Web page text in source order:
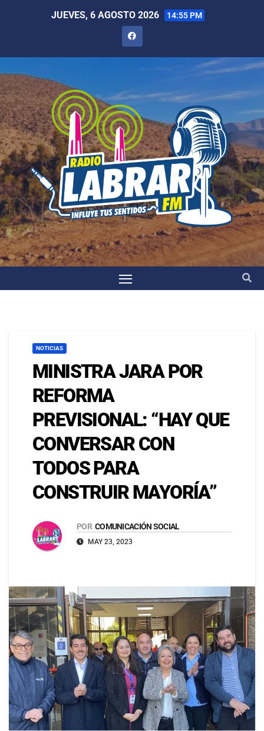
JUEVES, 6 AGOSTO 2026 14:55 PM
NOTICIAS
MINISTRA JARA POR
REFORMA
PREVISIONAL: “HAY QUE
CONVERSAR CON
TODOS PARA
CONSTRUIR MAYORÍA”
POR COMUNICACIÓN SOCIAL
MAY 23, 2023